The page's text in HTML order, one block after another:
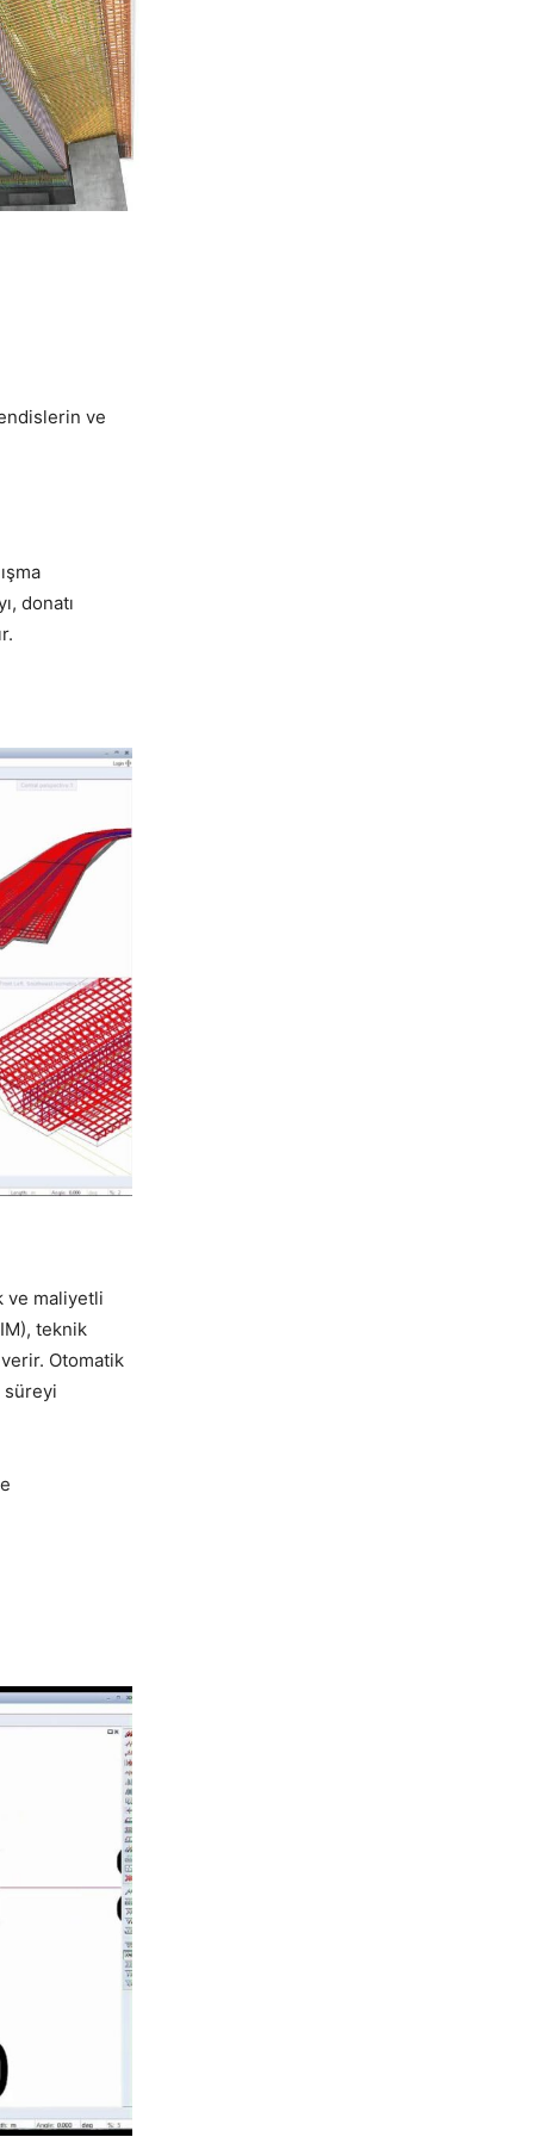
ve
donatı
ve maliyetli
teknik
Otomatik
süreyi